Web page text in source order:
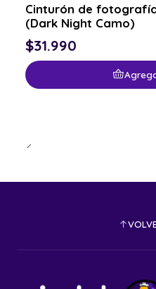
Cinturón de fotografía
(Dark Night Camo)
$31.990